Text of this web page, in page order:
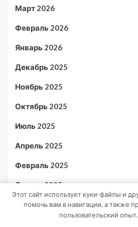
Март 2026
Февраль 2026
Январь 2026
Декабрь 2025
Ноябрь 2025
Октябрь 2025
Июль 2025
Апрель 2025
Февраль 2025
Январь 2025
Декабрь 2024
Этот сайт использует куки-файлы и
помочь вам в навигации, а также
пользовательский опыт.